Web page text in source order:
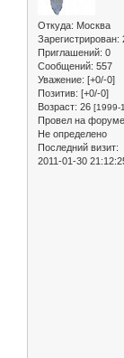
Откуда: Москва
Зарегистрирован:
Приглашений: 0
Сообщений: 557
Уважение: [+0/-0]
Позитив: [+0/-0]
Возраст: 26 [1999-
Провел на
Не определено
Последний визит:
2011-01-30